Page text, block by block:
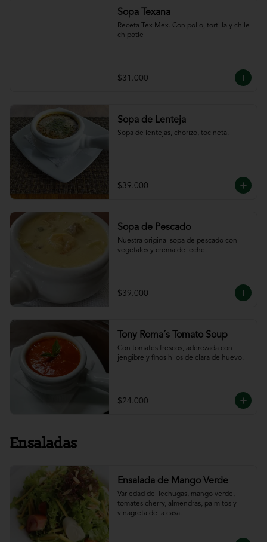
Sopa Texana
Receta Tex Mex. Con pollo, tortilla y chile
chipotle
$31.000
Sopa de Lenteja
Sopa de lentejas, chorizo, tocineta.
$39.000
Sopa de Pescado
Nuestra original sopa de pescado con
vegetales y crema de leche.
$39.000
Tony Roma´s Tomato Soup
Con tomates frescos, aderezada con
jengibre y finos hilos de clara de huevo.
$24.000
Ensaladas
Ensalada de Mango Verde
Variedad de  lechugas, mango verde,
tomates cherry, almendras, palmitos y
vinagreta de la casa.